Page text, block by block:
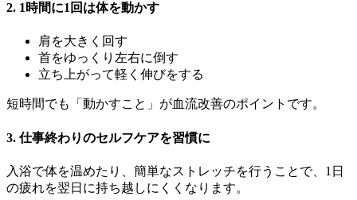
2. 1時間に1回は体を動かす
肩を大きく回す
首をゆっくり左右に倒す
立ち上がって軽く伸びをする
短時間でも「動かすこと」が血流改善のポイントです。
3. 仕事終わりのセルフケアを習慣に
入浴で体を温めたり、簡単なストレッチを行うことで、1日
の疲れを翌日に持ち越しにくくなります。